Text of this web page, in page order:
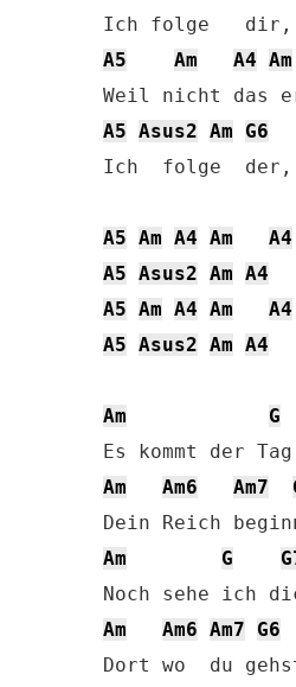
A5
Am A4 Am
A5 Asus2 Am G6
Ich  folge
A5 Am A4 Am A4
A5 Asus2 Am A4
A5 Am A4 Am A4
A5 Asus2 Am A4
Am G
Am
Am6 Am7
Am
G
Am
Am6 Am7 G6